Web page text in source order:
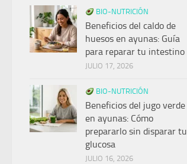
BIO-NUTRICIÓN
Beneficios del caldo de
huesos en ayunas: Guía
para reparar tu intestino
JULIO 17, 2026
BIO-NUTRICIÓN
Beneficios del jugo verde
en ayunas: Cómo
prepararlo sin disparar tu
glucosa
JULIO 16, 2026